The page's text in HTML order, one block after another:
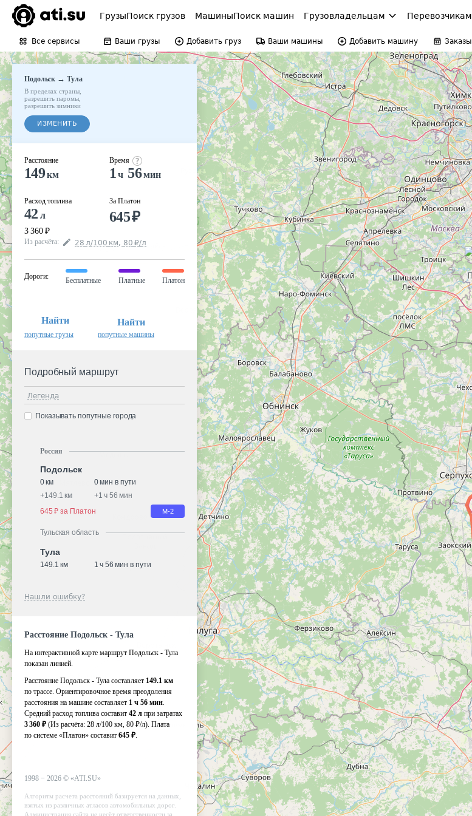
ГрузыПоиск грузов МашиныПоиск машин Грузовладельцам Перевозчикам
Все сервисы Ваши грузы Добавить груз Ваши машины Добавить машину Заказы
Подольск → Тула
В пределах страны
разрешить паромы
разрешить зимники
ИЗМЕНИТЬ
Расстояние
149км
Расход топлива
42 л
3 360 ₽
Время
1 ч 56мин
За Платон
645₽
Из расчёта: 28 л/100 км, 80 ₽/л
Дороги:
Бесплатные Платные Платон
Найти
попутные грузы
Найти
попутные машины
Подробный маршрут
Легенда
Показывать попутные города
Россия
Подольск
0 км
0 мин в пути
+149.1 км +1 ч 56 мин
645 ₽ за Платон
М-2
Тульская область
Тула
149.1 км 1 ч 56 мин в пути
Нашли ошибку?
Расстояние Подольск - Тула
На интерактивной карте маршрут Подольск - Тула
показан линией.
Расстояние Подольск - Тула составляет 149.1 км
по трассе. Ориентировочное время преодоления
расстояния на машине составляет 1 ч 56 мин.
Средний расход топлива составит 42 л при затратах
3 360 ₽ (Из расчёта: 28 л/100 км, 80 ₽/л). Плата
по системе «Платон» составит 645 ₽.
1998 − 2026 © «ATI.SU»
Алгоритм расчета расстояний базируется на данных,
взятых из различных атласов автомобильных дорог.
Администрация сайта не несёт ответственности за